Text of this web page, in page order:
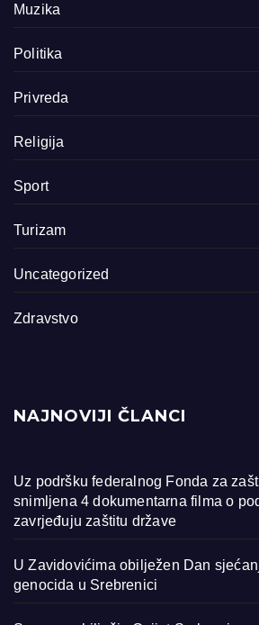
Muzika
Politika
Privreda
Religija
Sport
Turizam
Uncategorized
Zdravstvo
NAJNOVIJI ČLANCI
Uz podršku federalnog Fonda za
snimljena 4 dokumentarna filma o
zavrjeđuju zaštitu države
U Zavidovićima obilježen Dan
genocida u Srebrenici